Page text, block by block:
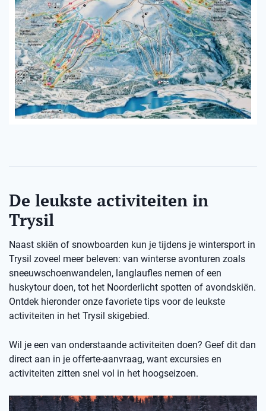
De leukste activiteiten in
Trysil
Naast skiën of snowboarden kun je tijdens je wintersport in
Trysil zoveel meer beleven: van winterse avonturen zoals
sneeuwschoenwandelen, langlaufles nemen of een
huskytour doen, tot het Noorderlicht spotten of avondskiën.
Ontdek hieronder onze favoriete tips voor de leukste
activiteiten in het Trysil skigebied.
Wil je een van onderstaande activiteiten doen? Geef dit dan
direct aan in je offerte-aanvraag, want excursies en
activiteiten zitten snel vol in het hoogseizoen.